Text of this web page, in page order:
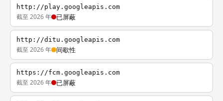
http://play.googleapis.com
截至 2026 年 已屏蔽
http://ditu.googleapis.com
截至 2026 年 间歇性
https://fcm.googleapis.com
截至 2026 年 已屏蔽